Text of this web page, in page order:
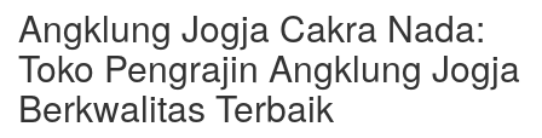
Angklung Jogja Cakra Nada:
Toko Pengrajin Angklung Jogja
Berkwalitas Terbaik